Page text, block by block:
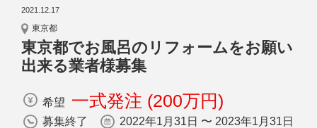
2021.12.17
東京都
東京都でお風呂のリフォームをお願い
出来る業者様募集
希望 一式発注 (200万円)
募集終了
2022年1月31日 〜 2023年1月31日